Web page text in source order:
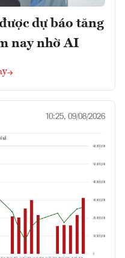
dự báo tăng
nay nhờ AI
10:25, 09/08/2026